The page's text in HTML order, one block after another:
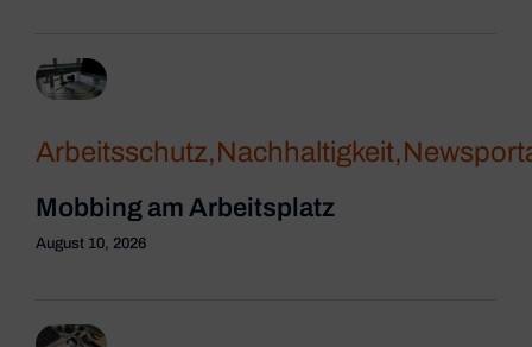
Arbeitsschutz,Nachhaltigkeit,
Mobbing am Arbeitsplatz
August 10, 2026